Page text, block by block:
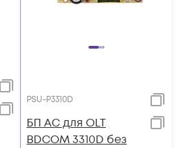
PSU-P3310D
БП АС для OLT
BDCOM 3310D без